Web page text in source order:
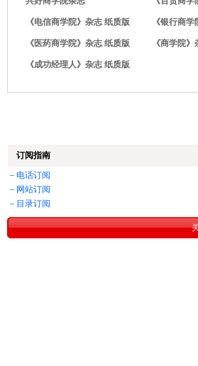
《电信商学院》杂志 纸质版 《银行商
《医药商学院》杂志 纸质版 《商学院
《成功经理人》杂志 纸质版